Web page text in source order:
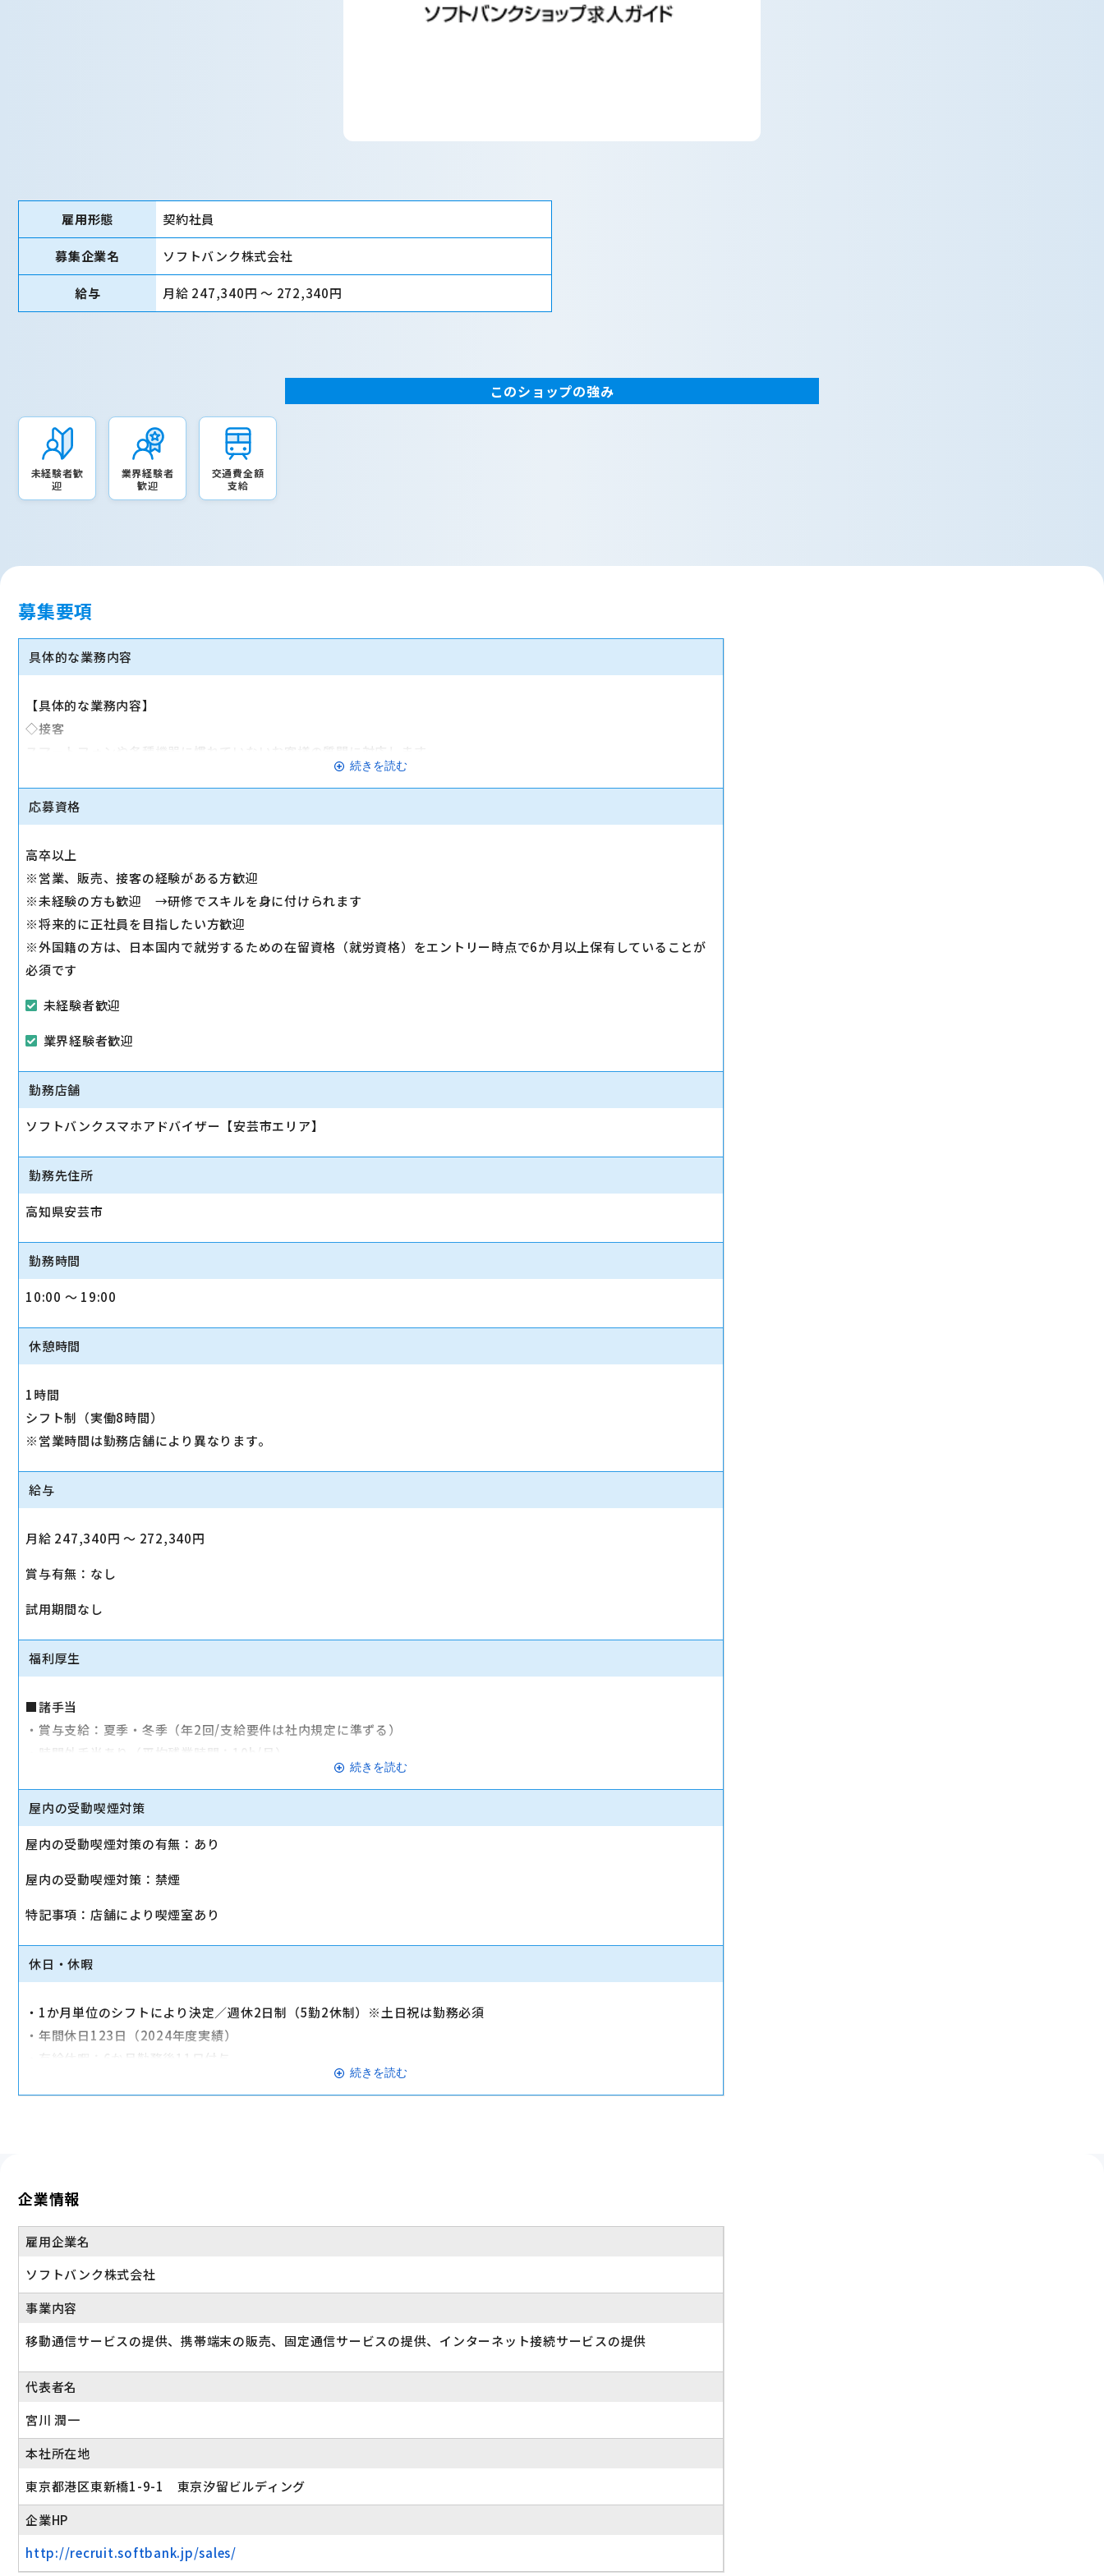
雇用形態 契約社員
募集企業名 ソフトバンク株式会社
給与 月給 247,340円 〜 272,340円
このショップの強み
未経験者歓
迎
業界経験者
歓迎
交通費全額
支給
募集要項
具体的な業務内容
【具体的な業務内容】
◇接客
スマートフォンや各種機器に慣れていないお客様の質問に対応します。
1日2～3回、スマホ教室を開催します。
◇注力サービスのご提案
スマホ教室を通して「PayPay」「Yahoo!ショッピング」「LINE」など、おススメサービスを体験いただきながら提案
します。
続きを読む
応募資格
高卒以上
※営業、販売、接客の経験がある方歓迎
※未経験の方も歓迎 →研修でスキルを身に付けられます
※将来的に正社員を目指したい方歓迎
※外国籍の方は、日本国内で就労するための在留資格（就労資格）をエントリー時点で6か月以上保有していることが
必須です
未経験者歓迎
業界経験者歓迎
勤務店舗
ソフトバンクスマホアドバイザー【安芸市エリア】
勤務先住所
高知県安芸市
勤務時間
10:00 〜 19:00
休憩時間
1時間
シフト制（実働8時間）
※営業時間は勤務店舗により異なります。
給与
月給 247,340円 〜 272,340円
賞与有無：なし
試用期間なし
福利厚生
■諸手当
・賞与支給：夏季・冬季（年2回/支給要件は社内規定に準ずる）
・時間外手当あり（平均残業時間：10h/月）
■その他
・入社時に研修有（職種・地域によって研修日程が異なる）
・福利厚生制度あり（自社インターネット優待制度等）
交通費全額支給
続きを読む
屋内の受動喫煙対策
屋内の受動喫煙対策の有無：あり
屋内の受動喫煙対策：禁煙
特記事項：店舗により喫煙室あり
休日・休暇
・1か月単位のシフトにより決定／週休2日制（5勤2休制）※土日祝は勤務必須
・年間休日123日（2024年度実績）
・有給休暇：6か月勤務後11日付与
・特別有給休暇：結婚休暇・配偶者出産休暇・交通遮断休暇・忌引休暇
続きを読む
企業情報
雇用企業名
ソフトバンク株式会社
事業内容
移動通信サービスの提供、携帯端末の販売、固定通信サービスの提供、インターネット接続サービスの提供
代表者名
宮川 潤一
本社所在地
東京都港区東新橋1-9-1 東京汐留ビルディング
企業HP
http://recruit.softbank.jp/sales/